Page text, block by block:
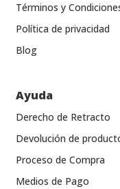
Términos y
Política de privacidad
Blog
Ayuda
Derecho de Retracto
Devolución de
Proceso de Compra
Medios de Pago